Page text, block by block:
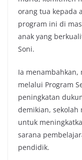
orang tua kepada
program ini di
anak yang
Soni.
Ia
melalui Program
peningkatan
demikian,
untuk
sarana
pendidik.